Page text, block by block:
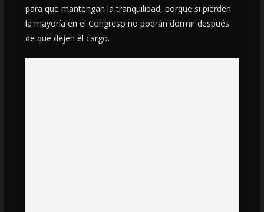
para que mantengan la tranquilidad, porque si pierden
la mayoría en el Congreso no podrán dormir después
de que dejen el cargo.